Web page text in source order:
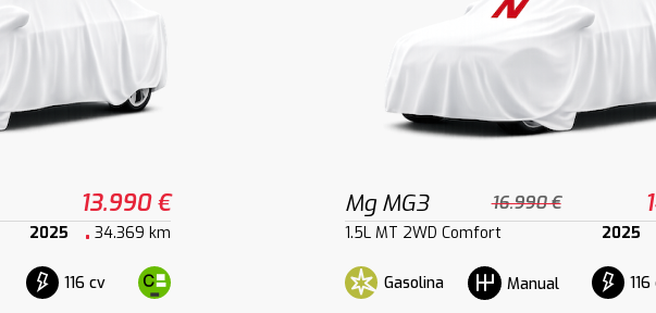
13.990 €
2025 34.369 km
116 cv
Mg MG3 16.990 €
1.5L MT 2WD Comfort 2025
Gasolina Manual